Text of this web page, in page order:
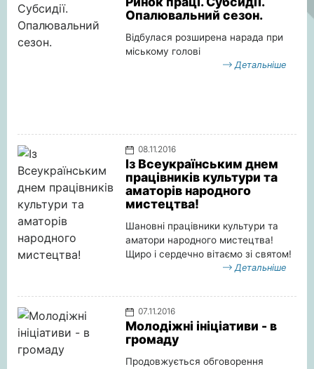
Опалювальний сезон.
Відбулася розширена нарада при
міському голові
Детальніше
08.11.2016
Із Всеукраїнським днем
працівників культури та
аматорів народного
мистецтва!
Шановні працівники культури та
аматори народного мистецтва!
Щиро і сердечно вітаємо зі святом!
Детальніше
07.11.2016
Молодіжні ініціативи - в
громаду
Продовжується обговорення